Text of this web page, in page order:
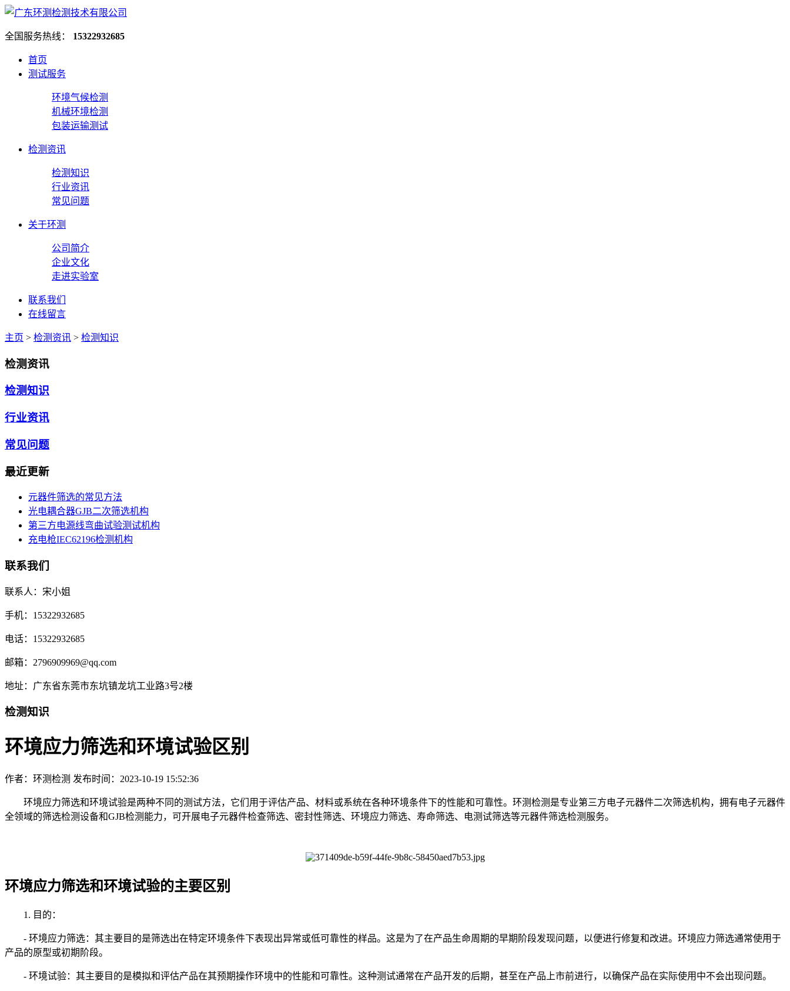
全国服务热线： 15322932685
首页
测试服务
环境气候检测
机械环境检测
包装运输测试
检测资讯
检测知识
行业资讯
常见问题
关于环测
公司简介
企业文化
走进实验室
联系我们
在线留言
主页 > 检测资讯 > 检测知识
检测资讯
检测知识
行业资讯
常见问题
最近更新
元器件筛选的常见方法
光电耦合器GJB二次筛选机构
第三方电源线弯曲试验测试机构
充电枪IEC62196检测机构
联系我们
联系人：宋小姐
手机：15322932685
电话：15322932685
邮箱：2796909969@qq.com
地址：广东省东莞市东坑镇龙坑工业路3号2楼
检测知识
环境应力筛选和环境试验区别
作者：环测检测 发布时间：2023-10-19 15:52:36
环境应力筛选和环境试验是两种不同的测试方法，它们用于评估产品、材料或系统在各种环境条件下的性能和可靠性。环测检测是专业第三方电子元器件二次筛选机构，拥有电子元器件
全领域的筛选检测设备和GJB检测能力，可开展电子元器件检查筛选、密封性筛选、环境应力筛选、寿命筛选、电测试筛选等元器件筛选检测服务。
环境应力筛选和环境试验的主要区别
1. 目的：
- 环境应力筛选：其主要目的是筛选出在特定环境条件下表现出异常或低可靠性的样品。这是为了在产品生命周期的早期阶段发现问题，以便进行修复和改进。环境应力筛选通常使用于
产品的原型或初期阶段。
- 环境试验：其主要目的是模拟和评估产品在其预期操作环境中的性能和可靠性。这种测试通常在产品开发的后期，甚至在产品上市前进行，以确保产品在实际使用中不会出现问题。